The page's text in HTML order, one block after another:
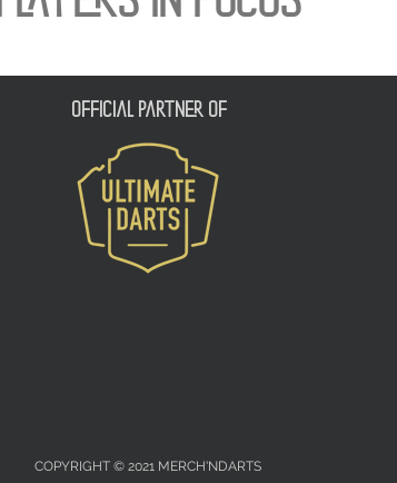
official partner of
COPYRIGHT © 2021 MERCH'NDARTS